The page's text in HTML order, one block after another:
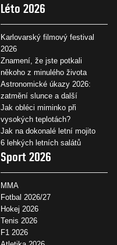
Léto 2026
Karlovarský filmový festival
2026
Znamení, že jste potkali
někoho z minulého života
Astronomické úkazy 2026:
zatmění slunce a další
Jak obléci miminko při
vysokých teplotách?
Jak na dokonalé letní mojito
6 lehkých letních salátů
Sport 2026
MMA
Fotbal 2026/27
Hokej 2026
Tenis 2026
F1 2026